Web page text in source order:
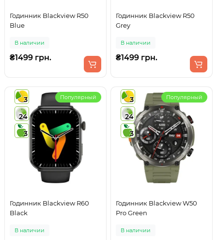
Годинник Blackview R50
Blue
В наличии
₴1499 грн.
Годинник Blackview R50
Grey
В наличии
₴1499 грн.
3
24
3
Популярный
Годинник Blackview R60
Black
В наличии
3
24
3
Популярный
Годинник Blackview W50
Pro Green
В наличии